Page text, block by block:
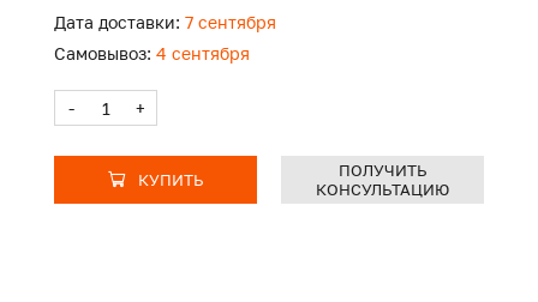
Дата доставки: 7 сентября
Самовывоз: 4 сентября
- +
КУПИТЬ
ПОЛУЧИТЬ
КОНСУЛЬТАЦИЮ